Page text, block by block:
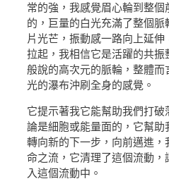
常的強，我感覺眉心輪到整
的，巨量的白光充滿了整個
片光芒，振動感一路向上延
拉起，我相信它是活躍的共
般說的高次元的脈輪，整體
光的瀑布沖刷全身的感覺。
它提示著我它能幫助我們打
論是細胞或能量面的，它幫
轉向新的下一步，向前邁進
命之流，它清理了這個流動，
入這個流動中。